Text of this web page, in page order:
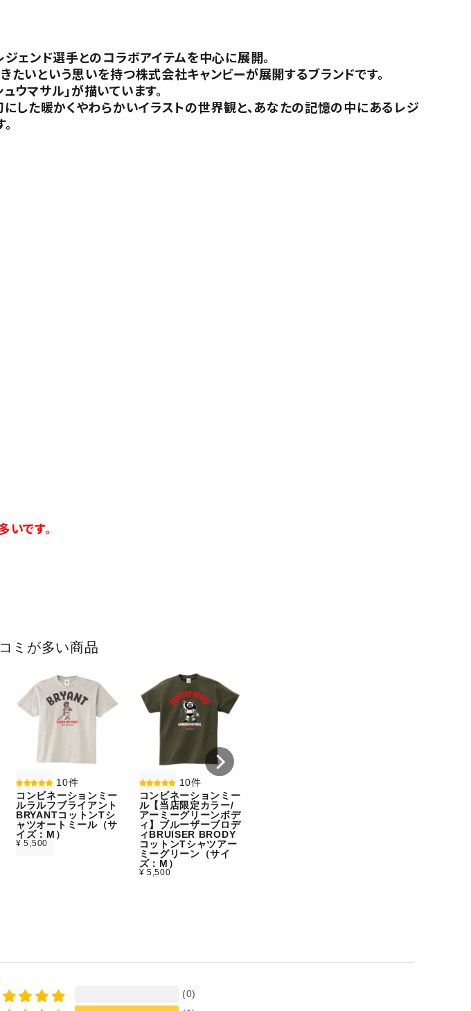
ェンド選手とのコラボアイテムを中心に展開。
いという思いを持つ株式会社キャンビーが展開するブランドです。
マサル」が描いています。
した暖かくやわらかいイラストの世界観と、あなたの記憶の中にあるレジ
です。
ミが多い商品
10件
コンビネーションミー
ルラルフブライアント
BRYANTコットンTシ
ャツオートミール（サ
イズ：M）
¥ 5,500
10件
コンビネーションミー
ル【当店限定カラー/
アーミーグリーンボデ
ィ】ブルーザーブロデ
ィBRUISER BRODY
コットンTシャツアー
ミーグリーン（サイ
ズ：M）
¥ 5,500
(0)